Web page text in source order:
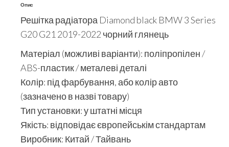
Опис
Решітка радіатора Diamond black BMW 3 Series
G20 G21 2019-2022 чорний глянець
Матеріал (можливі варіанти): поліпропілен /
ABS-пластик / металеві деталі
Колір: під фарбування, або колір авто
(зазначено в назві товару)
Тип установки: у штатні місця
Якість: відповідає європейськім стандартам
Виробник: Китай / Тайвань